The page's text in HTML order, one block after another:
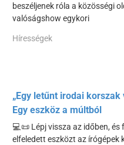
beszéljenek róla a közösségi
valóságshow egykori
Hírességek
„Egy letűnt irodai korszak
Egy eszköz a múltból
💻📜 Lépj vissza az időben, és
elfeledett eszközt az írógépek